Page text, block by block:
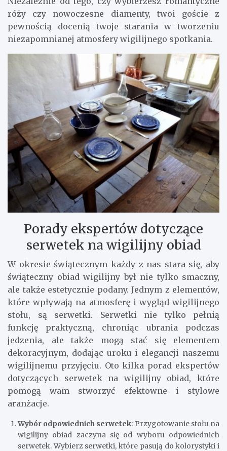
róży czy nowoczesne diamenty, twoi goście z
pewnością docenią twoje starania w tworzeniu
niezapomnianej atmosfery wigilijnego spotkania.
Porady ekspertów dotyczące
serwetek na wigilijny obiad
W okresie świątecznym każdy z nas stara się, aby
świąteczny obiad wigilijny był nie tylko smaczny,
ale także estetycznie podany. Jednym z elementów,
które wpływają na atmosferę i wygląd wigilijnego
stołu, są serwetki. Serwetki nie tylko pełnią
funkcję praktyczną, chroniąc ubrania podczas
jedzenia, ale także mogą stać się elementem
dekoracyjnym, dodając uroku i elegancji naszemu
wigilijnemu przyjęciu. Oto kilka porad ekspertów
dotyczących serwetek na wigilijny obiad, które
pomogą wam stworzyć efektowne i stylowe
aranżacje.
Wybór odpowiednich serwetek: Przygotowanie stołu na
wigilijny obiad zaczyna się od wyboru odpowiednich
serwetek. Wybierz serwetki, które pasują do kolorystyki i